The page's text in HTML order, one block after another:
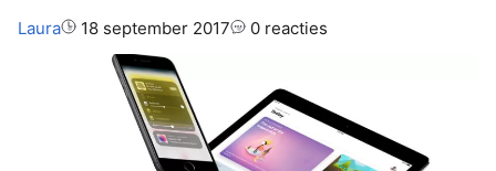
Auteur:
Laura 18 september 2017 0 reacties